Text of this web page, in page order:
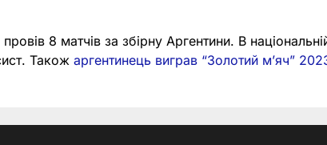
8 матчів за збірну Аргентини. В
Такожаргентинець виграв “Золотий м’яч”